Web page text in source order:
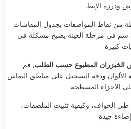
ودرزة الإبط.
من نقاط المواصفات بجدول المقاسات
الخاص بك - فانحراف 1 سم في مرحلة العينة يصبح مشكلة في
كبيرة
الخيزران المطبوع حسب الطلب, قم
الألوان ودقة التسجيل على مناطق التماس
الأجزاء المسطحة.
طي الحواف، وكيفية تثبيت الملصقات،
جيدة